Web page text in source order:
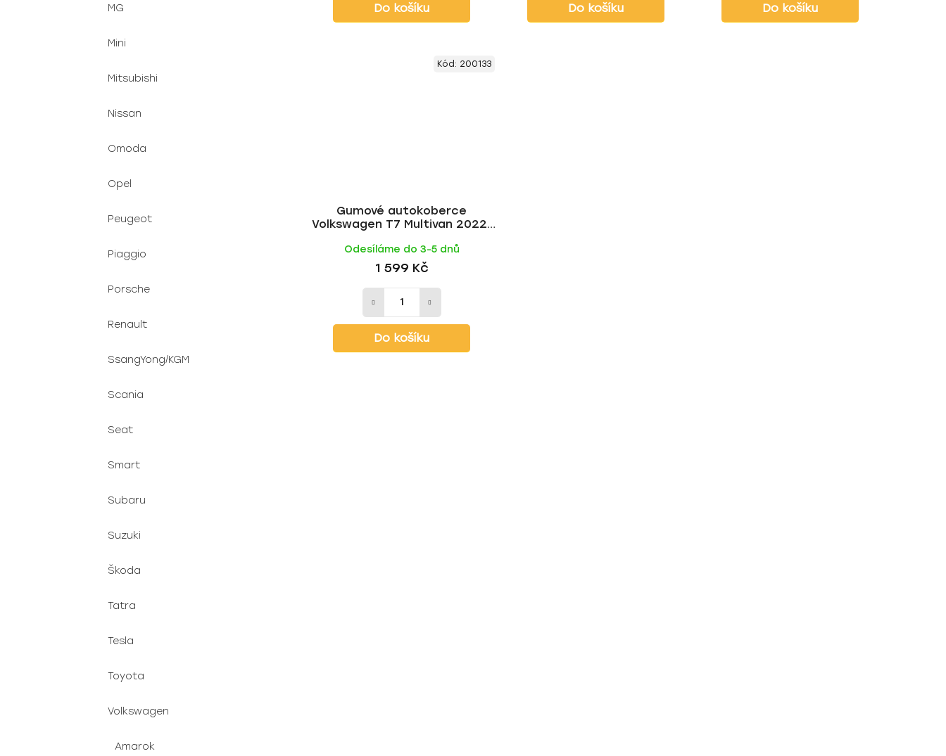
MG
Mini
Mitsubishi
Nissan
Omoda
Opel
Peugeot
Piaggio
Porsche
Renault
SsangYong/KGM
Scania
Seat
Smart
Subaru
Suzuki
Škoda
Tatra
Tesla
Toyota
Volkswagen
Amarok
Do košíku Do košíku Do košíku
Gumové autokoberce
Volkswagen T7 Multivan 2022-
Odesíláme do 3-5 dnů
1 599 Kč
Do košíku
Kód: 200133